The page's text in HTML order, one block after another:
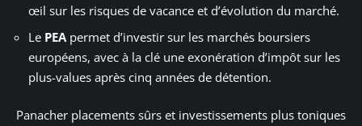
œil sur les risques de vacance et d’évolution du marché.
Le PEA permet d’investir sur les marchés boursiers
européens, avec à la clé une exonération d’impôt sur les
plus-values après cinq années de détention.
Panacher placements sûrs et investissements plus toniques